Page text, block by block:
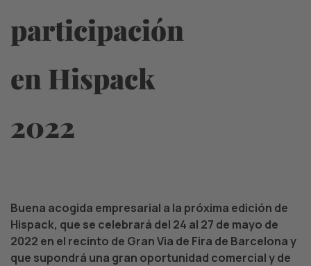
participación
en Hispack
2022
Buena acogida empresarial a la próxima edición de
Hispack, que se celebrará del 24 al 27 de mayo de
2022 en el recinto de Gran Via de Fira de Barcelona y
que supondrá una gran oportunidad comercial y de